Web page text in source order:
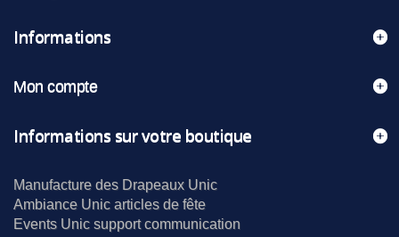
Informations
Mon compte
Informations sur votre boutique
Manufacture des Drapeaux Unic
Ambiance Unic articles de fête
Events Unic support communication